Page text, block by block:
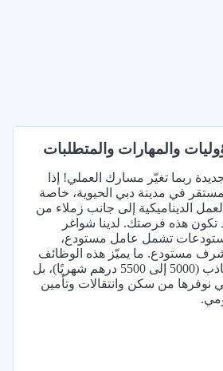
والمهارات والمتطلبات
ربما تغيّر مسارك العملي! إذا
في مدينة دبي الحيوية، خاصة
الديناميكية إلى جانب زملاء من
هذه فرصتك. لدينا شواغر
تشمل عامل مستودع،
مستودع. ما يميّز هذه الوظائف
ليس فقط الراتب الجاذب (5000 إلى 5500 درهم شهريًا)، بل
نوفرها من سكن وانتقالات وتأمين